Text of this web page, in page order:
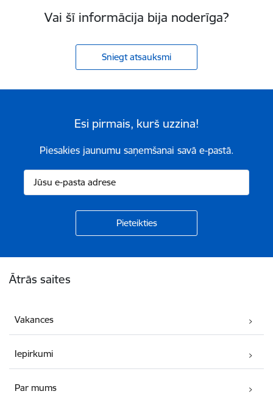
Vai šī informācija bija noderīga?
Sniegt atsauksmi
Esi pirmais, kurš uzzina!
Piesakies jaunumu saņemšanai savā e-pastā.
Ātrās saites
Vakances
Iepirkumi
Par mums